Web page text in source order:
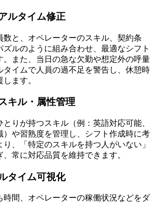
ルタイム修正
数と、オペレーターのスキル、契約条
ルのように組み合わせ、最適なシフト
。また、当日の急な欠勤や想定外の呼量
タイムで人員の過不足を警告し、休憩時
ます。
キル・属性管理
りが持つスキル（例：英語対応可能、
）や習熟度を管理し、シフト作成時に考
、「特定のスキルを持つ人がいない」
常に対応品質を維持できます。
タイム可視化
時間、オペレーターの稼働状況などをダ